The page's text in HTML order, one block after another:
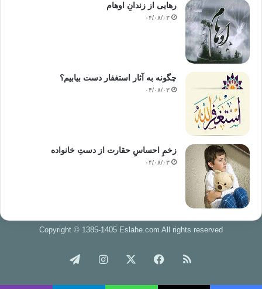
رهایی از زندانِ اوهام
۰۴/۰۸/۰۳
چگونه به آثار استغفار دست بیابیم؟
۰۴/۰۸/۰۳
زخمِ احساسِ حقارت از دستِ خانواده
۰۴/۰۸/۰۳
Copyright © 1385-1405 Eslahe.com All rights reserved
خوراک فیس اینستاگرام